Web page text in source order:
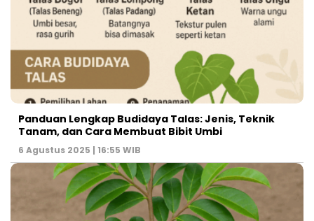
Panduan Lengkap Budidaya Talas: Jenis, Teknik
Tanam, dan Cara Membuat Bibit Umbi
6 Agustus 2025 | 16:55 WIB